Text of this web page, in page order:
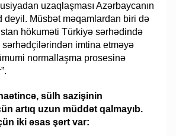
uzaqlaşması Azərbaycanın
deyil. Müsbət məqamlardan biri də
hökuməti Türkiyə sərhədində
imtina etməyə
normallaşma prosesinə
sülh sazişinin
artıq uzun müddət qalmayıb.
iki əsas şərt var: